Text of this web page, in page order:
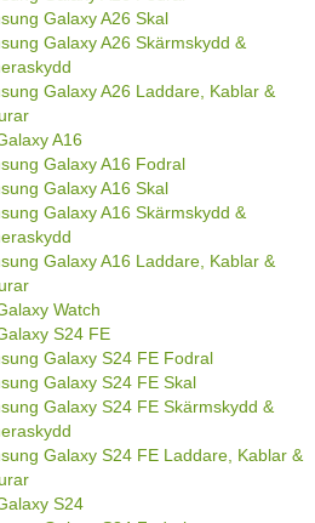
Galaxy A26 Skal
Galaxy A26 Skärmskydd &
Galaxy A26 Laddare, Kablar &
A16
Galaxy A16 Fodral
Galaxy A16 Skal
Galaxy A16 Skärmskydd &
Galaxy A16 Laddare, Kablar &
Watch
S24 FE
Galaxy S24 FE Fodral
Galaxy S24 FE Skal
Galaxy S24 FE Skärmskydd &
Galaxy S24 FE Laddare, Kablar &
S24